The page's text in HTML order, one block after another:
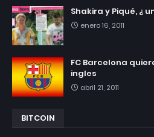
Shakira y Piqué, ¿
enero 16, 2011
FC Barcelona
ingles
abril 21, 2011
BITCOIN